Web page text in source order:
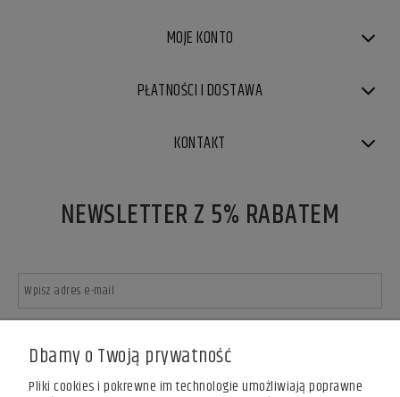
MOJE KONTO
PŁATNOŚCI I DOSTAWA
KONTAKT
NEWSLETTER Z 5% RABATEM
Rabat obowiązuje tylko na produkty nieprzecenione.
ZAPISZ SIĘ
Usługa świadczona zgodnie z Regulaminem newslettera.
Dbamy o Twoją prywatność
Pliki cookies i pokrewne im technologie umożliwiają poprawne